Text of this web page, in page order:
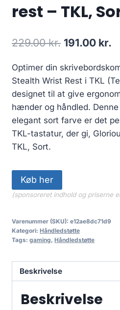
rest – TKL,
229.00kr. Original
was:
229.00 kr..
191.00 kr.
is:
Optimer din
Stealth Wrist Rest i TKL
designet til at give
hænder og håndled.
elegant sort farve er det
TKL-tastatur, der gi,
TKL, Sort.
Køb her
(sponsoreret indhold og priserne
Varenummer (SKU): e12ae8dc71d9
Kategori: Håndledstøtte
Tags: gaming, Håndledstøtte
Beskrivelse
Beskrivelse